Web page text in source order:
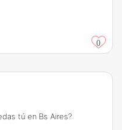
0
tú en Bs Aires?